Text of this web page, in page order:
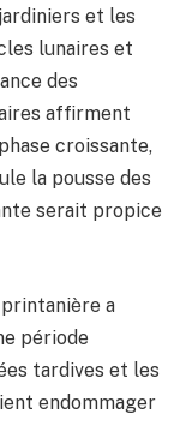
et les
lunaires et
des
affirment
croissante,
la pousse des
serait propice
printanière a
période
tardives et les
endommager